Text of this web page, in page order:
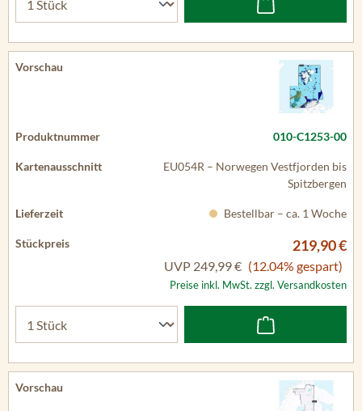
010-C1253-00
EU054R – Norwegen Vestfjorden bis
Spitzbergen
Bestellbar – ca. 1 Woche
219,90 €
UVP 249,99 € (12.04% gespart)
Preise inkl. MwSt. zzgl. Versandkosten